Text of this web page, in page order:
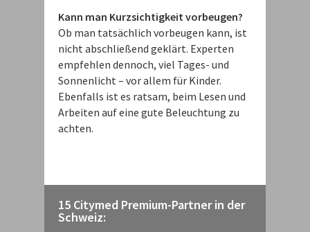
Kann man Kurzsichtigkeit vorbeugen?
Ob man tatsächlich vorbeugen kann, ist
nicht abschließend geklärt. Experten
empfehlen dennoch, viel Tages- und
Sonnenlicht – vor allem für Kinder.
Ebenfalls ist es ratsam, beim Lesen und
Arbeiten auf eine gute Beleuchtung zu
achten.
15 Citymed Premium-Partner in der
Schweiz: